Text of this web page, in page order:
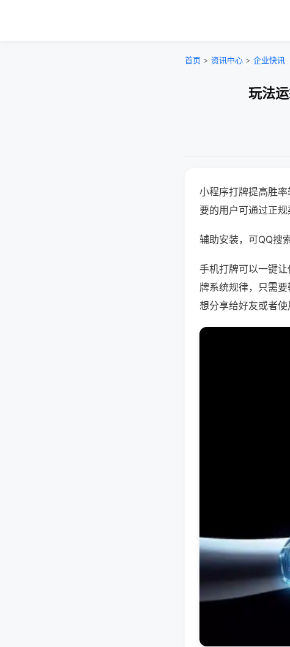
首页 > 资讯中心 > 企业快讯
玩法
小程序打牌提高胜
要的用户可通过正规
辅助安装，可QQ搜
手机打牌可以一键
牌系统规律，只需
想分享给好友或者使